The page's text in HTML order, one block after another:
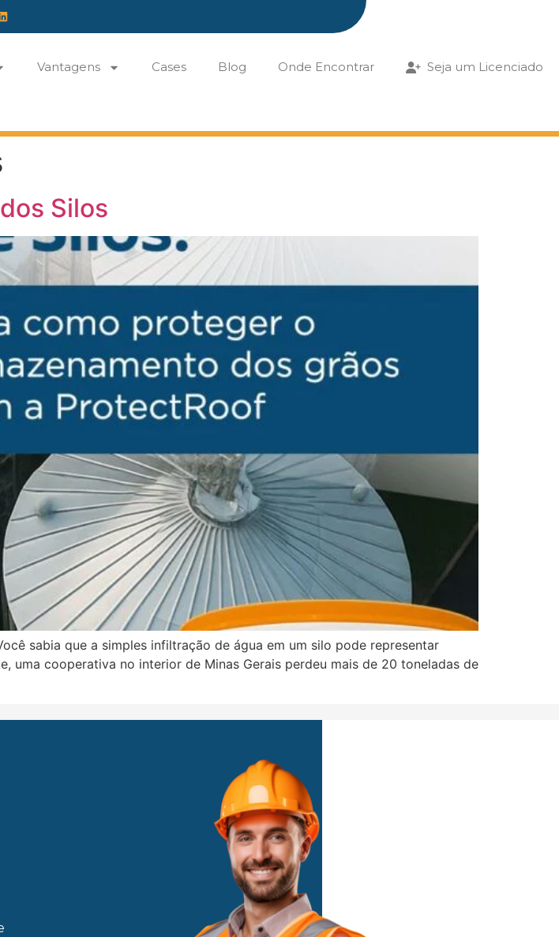
Vantagens Cases Blog Onde Encontrar Seja um Licenciado
Silos
sabia que a simples infiltração de água em um silo pode representar
uma cooperativa no interior de Minas Gerais perdeu mais de 20 toneladas de